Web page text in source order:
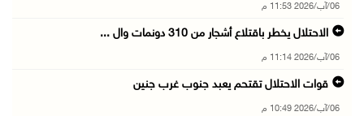
06/آب/2026 11:53 م
الاحتلال يخطر باقتلاع أشجار من 310 دونمات وال ...
06/آب/2026 11:14 م
قوات الاحتلال تقتحم يعبد جنوب غرب جنين
06/آب/2026 10:49 م